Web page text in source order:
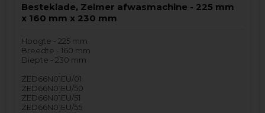
Besteklade, Zelmer afwasmachine - 225 mm
x 160 mm x 230 mm
Hoogte - 225 mm
Breedte - 160 mm
Diepte - 230 mm
ZED66N01EU/01
ZED66N01EU/50
ZED66N01EU/51
ZED66N01EU/55